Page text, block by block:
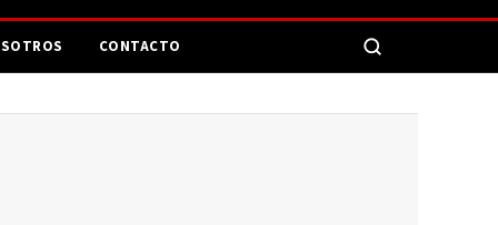
CONTACTO